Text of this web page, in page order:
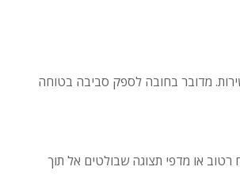
מדובר בחובה לספק סביבה בטוחה
או מדפי תצוגה שבולטים אל תוך